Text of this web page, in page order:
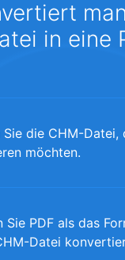
in eine
Sie die CHM-Datei,
möchten.
Sie PDF als das
Datei